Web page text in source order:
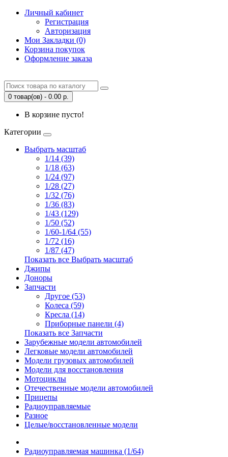
Личный кабинет
Регистрация
Авторизация
Мои Закладки (0)
Корзина покупок
Оформление заказа
0 товар(ов) - 0.00 р.
В корзине пусто!
Категории
Выбрать масштаб
1/14 (39)
1/18 (63)
1/24 (97)
1/28 (27)
1/32 (76)
1/36 (83)
1/43 (129)
1/50 (52)
1/60-1/64 (55)
1/72 (16)
1/87 (47)
Показать все Выбрать масштаб
Джипы
Доноры
Запчасти
Другое (53)
Колеса (59)
Кресла (14)
Приборные панели (4)
Показать все Запчасти
Зарубежные модели автомобилей
Легковые модели автомобилей
Модели грузовых автомобилей
Модели для восстановления
Мотоциклы
Отечественные модели автомобилей
Прицепы
Радиоуправляемые
Разное
Целые/восстановленные модели
Радиоуправляемая машинка (1/64)